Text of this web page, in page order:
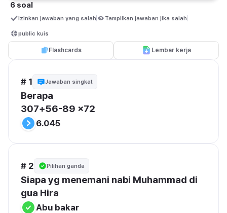
6 soal
Izinkan jawaban yang salah Tampilkan jawaban jika salah
public kuis
Flashcards Lembar kerja
# 1 Jawaban singkat
Berapa
307+56-89 x72
6.045
# 2 Pilihan ganda
Siapa yg menemani nabi Muhammad di
gua Hira
Abu bakar